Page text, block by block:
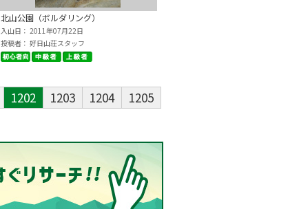
北山公園（ボルダリング）
入山日： 2011年07月22日
投稿者： 好日山荘スタッフ
1202 1203 1204
1205